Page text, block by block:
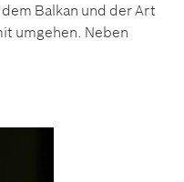
Balkan und der Art
umgehen. Neben